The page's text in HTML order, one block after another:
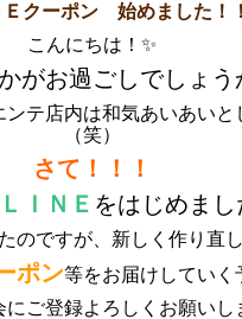
ーポン 始めました！！
こんにちは！✨
がお過ごしでしょう
テ店内は和気あいあい
（笑）
さて！！！
ＩＮＥ をはじめま
のですが、新しく作り直
ポン等をお届けしていく
にご登録よろしくお願い